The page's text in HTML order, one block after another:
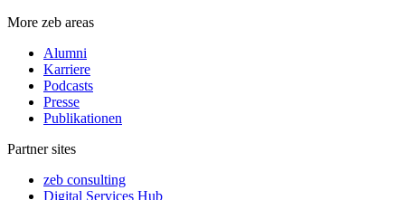
More zeb areas
Alumni
Karriere
Podcasts
Presse
Publikationen
Partner sites
zeb consulting
Digital Services Hub